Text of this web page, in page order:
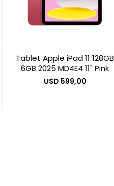
Tablet Apple iPad 11 128GB
6GB 2025 MD4E4 11" Pink
USD 599,00